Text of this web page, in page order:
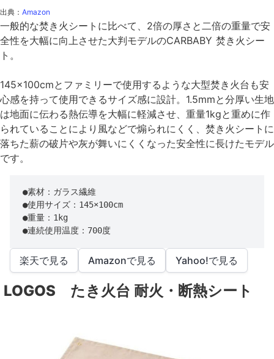
出典： Amazon
一般的な焚き火シートに比べて、2倍の厚さと二倍の重量で安
全性を大幅に向上させた大判モデルのCARBABY 焚き火シー
ト。
145×100cmとファミリーで使用するような大型焚き火台も安
心感を持って使用できるサイズ感に設計。1.5mmと分厚い生地
は地面に伝わる熱伝導を大幅に軽減させ、重量1kgと重めに作
られていることにより風などで煽られにくく、焚き火シートに
落ちた薪の破片や灰が舞いにくくなった安全性に長けたモデル
です。
●素材：ガラス繊維
●使用サイズ：145×100cm
●重量：1kg
●連続使用温度：700度
楽天で見る Amazonで見る Yahoo!で見る
LOGOS たき火台 耐火・断熱シート